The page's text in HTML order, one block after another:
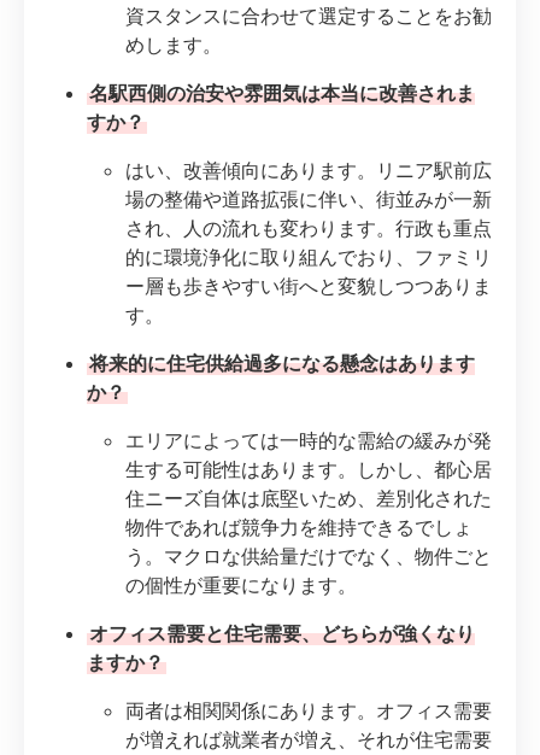
資スタンスに合わせて選定することをお勧
めします。
名駅西側の治安や雰囲気は本当に改善されま
すか？
はい、改善傾向にあります。リニア駅前広
場の整備や道路拡張に伴い、街並みが一新
され、人の流れも変わります。行政も重点
的に環境浄化に取り組んでおり、ファミリ
ー層も歩きやすい街へと変貌しつつありま
す。
将来的に住宅供給過多になる懸念はあります
か？
エリアによっては一時的な需給の緩みが発
生する可能性はあります。しかし、都心居
住ニーズ自体は底堅いため、差別化された
物件であれば競争力を維持できるでしょ
う。マクロな供給量だけでなく、物件ごと
の個性が重要になります。
オフィス需要と住宅需要、どちらが強くなり
ますか？
両者は相関関係にあります。オフィス需要
が増えれば就業者が増え、それが住宅需要